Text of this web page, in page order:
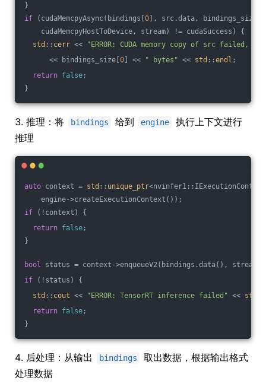
}
if (cudaMemcpyAsync(bindings[ 0 ], src.data, bindings_size[
cudaMemcpyHostToDevice, stream) != cudaSuccess) {
std :: cerr <<
"ERROR: CUDA memory copy of src failed,
<< bindings_size[ 0 ] << " bytes" << std ::endl ;
return false;
}
3. 推理：将 bindings 给到 engine
执行上下文进行
推理
auto context = std :: unique_ptr
engine->createExecutionContext());
if (!context) {
return false;
}
bool status = context->enqueueV2(bindings.data(), stream,
if (!status) {
std :: cout << "ERROR: TensorRT inference failed" << std
return false;
}
4. 后处理：从输出 bindings
取出数据，根据输出格式
处理数据